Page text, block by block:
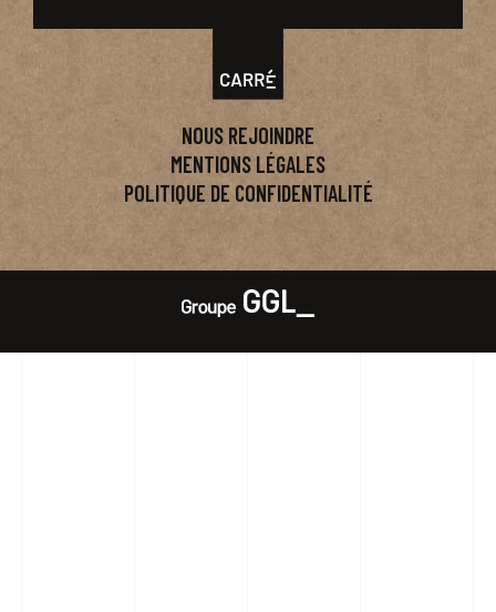
NOUS REJOINDRE
MENTIONS LÉGALES
POLITIQUE DE CONFIDENTIALITÉ